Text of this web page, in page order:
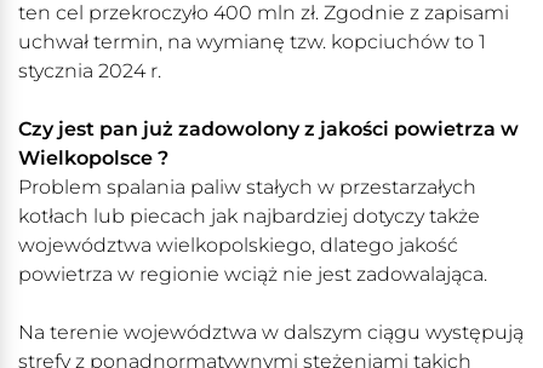
ten cel przekroczyło 400 mln zł. Zgodnie z zapisami
uchwał termin, na wymianę tzw. kopciuchów to 1
stycznia 2024 r.
Czy jest pan już zadowolony z jakości powietrza w
Wielkopolsce ?
Problem spalania paliw stałych w przestarzałych
kotłach lub piecach jak najbardziej dotyczy także
województwa wielkopolskiego, dlatego jakość
powietrza w regionie wciąż nie jest zadowalająca.
Na terenie województwa w dalszym ciągu występują
strefy z ponadnormatywnymi stężeniami takich